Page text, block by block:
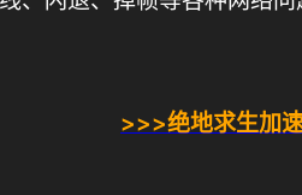
>>>绝地求生加